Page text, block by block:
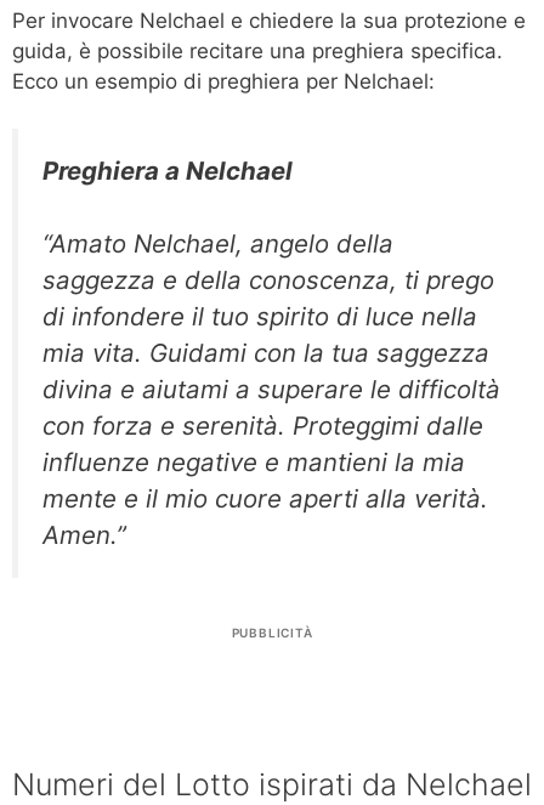
Per invocare Nelchael e chiedere la sua protezione e
guida, è possibile recitare una preghiera specifica.
Ecco un esempio di preghiera per Nelchael:
Preghiera a Nelchael
“Amato Nelchael, angelo della
saggezza e della conoscenza, ti prego
di infondere il tuo spirito di luce nella
mia vita. Guidami con la tua saggezza
divina e aiutami a superare le difficoltà
con forza e serenità. Proteggimi dalle
influenze negative e mantieni la mia
mente e il mio cuore aperti alla verità.
Amen.”
PUBBLICITÀ
Numeri del Lotto ispirati da Nelchael